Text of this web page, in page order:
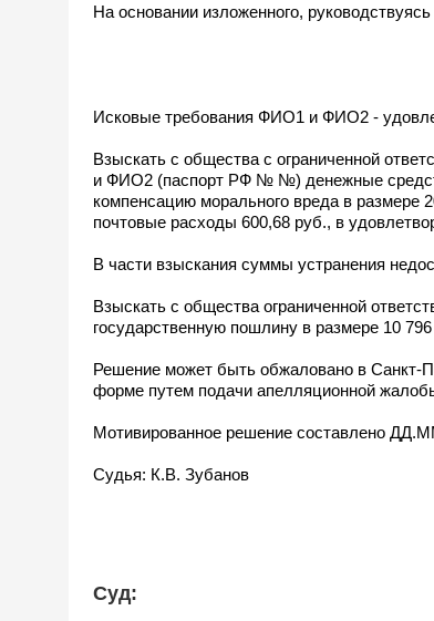
На основании изложенного, руководствуясь
Исковые требования ФИО1 и ФИО2 -
Взыскать с общества с ограниченной
и ФИО2 (паспорт РФ № №) денежные
компенсацию морального вреда в размере
почтовые расходы 600,68 руб., в
В части взыскания суммы устранения
Взыскать с общества ограниченной
государственную пошлину в размере 10
Решение может быть обжаловано в Санкт-
форме путем подачи апелляционной
Мотивированное решение составлено
Судья: К.В. Зубанов
Суд: